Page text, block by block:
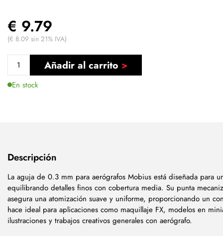
€ 9.79
(€ 8.09 sin 21% IVA)
Añadir al carrito
En stock
Descripción
La aguja de 0.3 mm para aerógrafos Mobius está diseñada para
equilibrando detalles finos con cobertura media. Su punta
asegura una atomización suave y uniforme, proporcionando un
hace ideal para aplicaciones como maquillaje FX, modelos en
ilustraciones y trabajos creativos generales con aerógrafo.